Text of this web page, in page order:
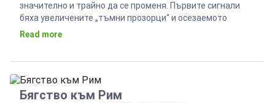
значително и трайно да се променя. Първите сигнали
бяха увеличените „тъмни прозорци“ и осезаемото
нарастване на времето, за което се сключват сделки с
Read more
Бягство към Рим